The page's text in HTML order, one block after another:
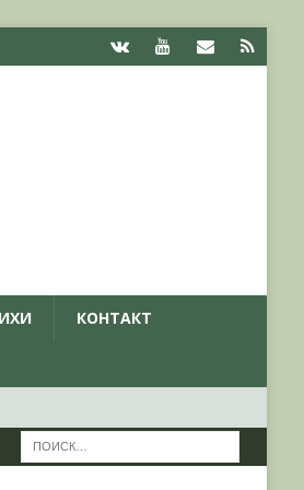
КОНТАКТ